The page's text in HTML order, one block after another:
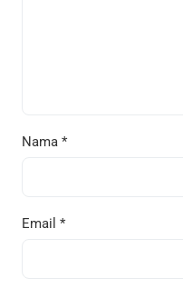
Nama *
Email *